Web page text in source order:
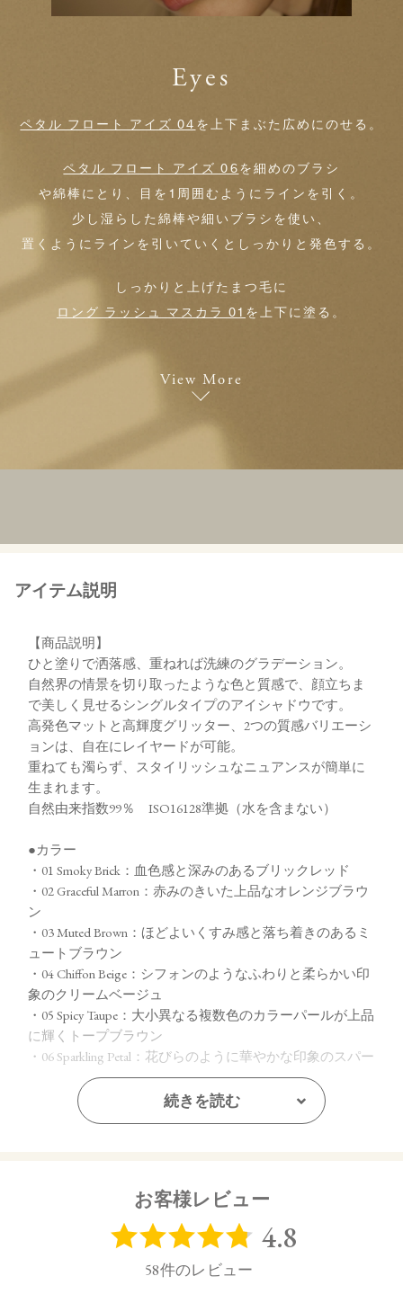
Eyes
ペタル フロート アイズ 04 を上下まぶた広めにのせる。
ペタル フロート アイズ 06を細めのブラシ
や綿棒にとり、目を1周囲むようにラインを引く。
少し湿らした綿棒や細いブラシを使い、
置くようにラインを引いていくとしっかりと発色する。
しっかりと上げたまつ毛に
ロング ラッシュ マスカラ 01 を上下に塗る。
View More
アイテム説明
【商品説明】
ひと塗りで洒落感、重ねれば洗練のグラデーション。
自然界の情景を切り取ったような色と質感で、顔立ちま
で美しく見せるシングルタイプのアイシャドウです。
高発色マットと高輝度グリッター、2つの質感バリエーシ
ョンは、自在にレイヤードが可能。
重ねても濁らず、スタイリッシュなニュアンスが簡単に
生まれます。
自然由来指数99％ ISO16128準拠（水を含まない）
●カラー
・01 Smoky Brick：血色感と深みのあるブリックレッド
・02 Graceful Marron：赤みのきいた上品なオレンジブラウ
ン
・03 Muted Brown：ほどよいくすみ感と落ち着きのあるミ
ュートブラウン
・04 Chiffon Beige：シフォンのようなふわりと柔らかい印
象のクリームベージュ
・05 Spicy Taupe：大小異なる複数色のカラーパールが上品
に輝くトープブラウン
・06 Sparkling Petal：花びらのように華やかな印象のスパー
クリングピンク
・07 Dazzling Sugar：繊細なカラーパールが瞬く間に輝き
を増すダズリングゴールド
指先またはお手持ちのチップやブラシで適量をとり、まぶた
続きを読む
お客様レビュー